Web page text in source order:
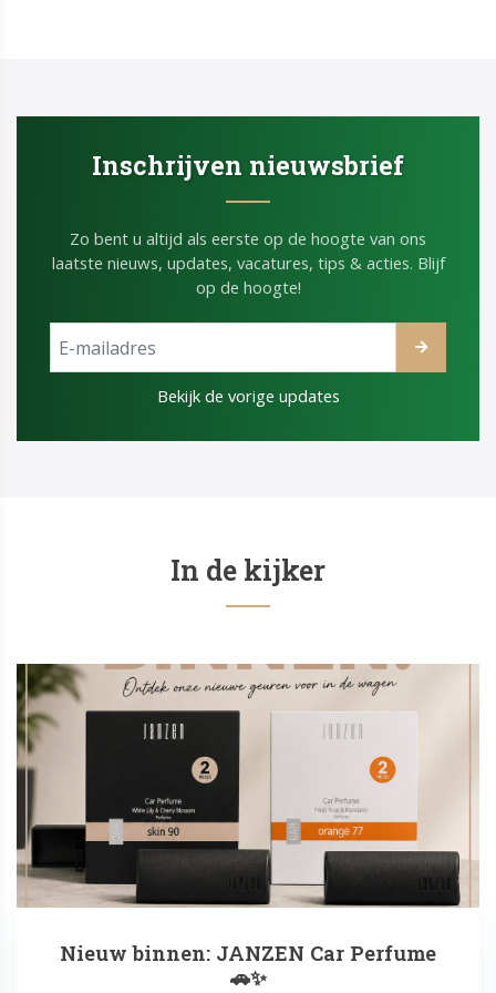
Inschrijven nieuwsbrief
Zo bent u altijd als eerste op de hoogte van ons
laatste nieuws, updates, vacatures, tips & acties. Blijf
op de hoogte!
Bekijk de vorige updates
In de kijker
Nieuw binnen: JANZEN Car Perfume
🚗✨